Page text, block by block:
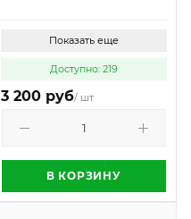
Показать еще
Доступно: 219
3 200 руб/ шт
В КОРЗИНУ